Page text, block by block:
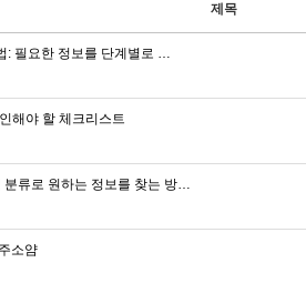
제목
: 필요한 정보를 단계별로 …
해야 할 체크리스트
분류로 원하는 정보를 찾는 방…
소얌